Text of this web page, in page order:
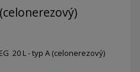
20 L - typ A (celonerezový)